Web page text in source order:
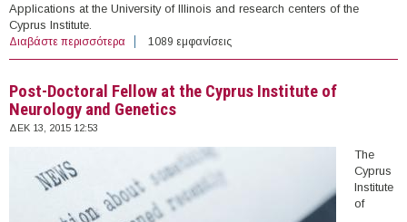
Applications at the University of Illinois and research centers of the
Cyprus Institute.
Διαβάστε περισσότερα για Three (3) Postdoctoral Positions, Cyprus Institute &
University of Illinois at Urbana-Champaign, Cyprus &
1089 εμφανίσεις
Post-Doctoral Fellow at the Cyprus Institute of
Neurology and Genetics
ΔΕΚ 13, 2015 12:53
The
Cyprus
Institute
of